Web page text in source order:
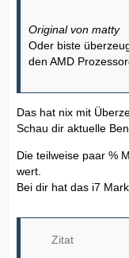
Original von matty
Oder biste
den AMD
Das hat nix mit
Schau dir aktuelle
Die teilweise paar %
wert.
Bei dir hat das i7
Zitat